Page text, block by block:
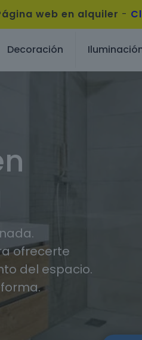
web en alquiler -
Decoración
ofrecerte
del espacio.